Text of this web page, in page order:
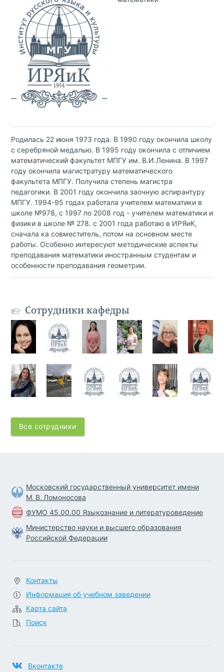
Родилась 22 июня 1973 года. В 1990 году окончила школу
с серебряной медалью. В 1995 году окончила с отличием
математический факультет МПГУ им. В.И.Ленина. В 1997
году окончила магистратуру математического
факультета МПГУ. Получила степень магистра
педагогики. В 2001 году окончила заочную аспирантуру
МПГУ. 1994-95 годах работала учителем математики в
школе №978, с 1997 по 2008 год - учителем математики и
физики в школе № 278. с 2001 года работаю в ИРЯиК,
сначала ка совместитель, потом на основном месте
работы. Особенно интересуют методические аспекты
преподавания математики иностранным студентам и
особенности преподавания геометрии.
Сотрудники кафедры
Все сотрудники
Московский государственный университет имени
М. В. Ломоносова
ФУМО 45.00.00 Языкознание и литературоведение
Министерство науки и высшего образования
Российской Федерации
Контакты
Информация об учебном заведении
Карта сайта
Поиск
Вконтакте